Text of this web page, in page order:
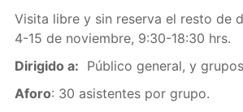
Visita libre y sin reserva el resto de
4-15 de noviembre, 9:30-18:30 hrs.
Dirigido a: Público general, y
Aforo: 30 asistentes por grupo.